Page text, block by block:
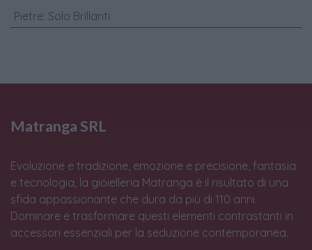
Pietre: Solo Brillanti
Matranga SRL
Evoluzione e tradizione, emozione e precisione, fantasia
e tecnologia, la gioielleria Matranga è il risultato di una
sfida appassionante che dura da più di 110 anni.
Dominare e trasformare questi elementi contrastanti in
accessori essenziali per la seduzione contemporanea.